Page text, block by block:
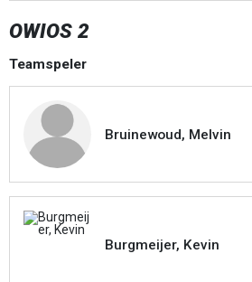
OWIOS 2
Teamspeler
Bruinewoud, Melvin
Burgmeijer, Kevin